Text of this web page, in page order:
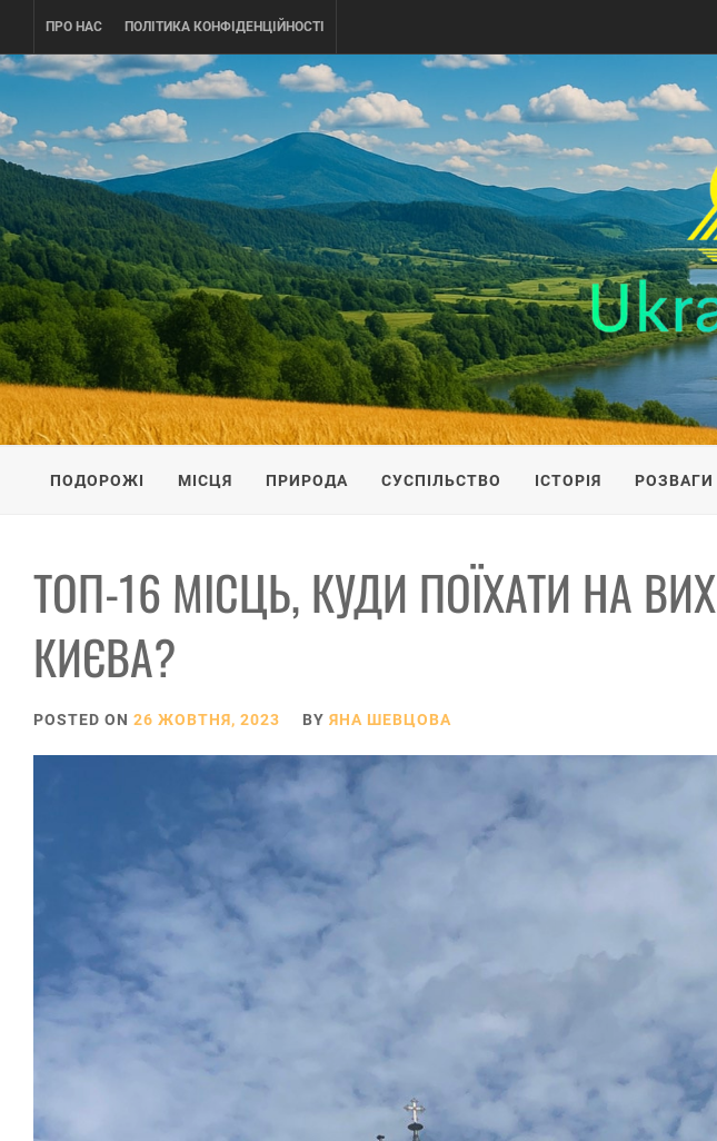
content
ПРО НАС ПОЛІТИКА КОНФІДЕНЦІЙНОСТІ
UKRAINE-IS
ПОДОРОЖI ПО УКРАЇНІ
ПОДОРОЖІ МІСЦЯ ПРИРОДА СУСПІЛЬСТВО ІСТОРІЯ РОЗВАГИ
ТОП-16 МІСЦЬ, КУДИ ПОЇХАТИ НА
КИЄВА?
POSTED ON 26 ЖОВТНЯ, 2023 BY ЯНА ШЕВЦОВА